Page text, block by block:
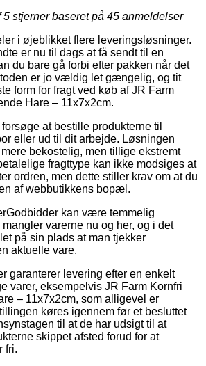
5 stjerner baseret på 45 anmeldelser
i øjeblikket flere leveringsløsninger.
er nu til dags at få sendt til en
du bare gå forbi efter pakken når det
er jo vældig let gængelig, og tit
form for fragt ved køb af JR Farm
Hare – 11x7x2cm.
at bestille produkterne til
eller ud til dit arbejde. Løsningen
bekostelig, men tillige ekstremt
fragttype kan ikke modsiges at
ordren, men dette stiller krav om at du
af webbutikkens bopæl.
kan være temmelig
varerne nu og her, og i det
på sin plads at man tjekker
aktuelle vare.
garanterer levering efter en enkelt
varer, eksempelvis JR Farm Kornfri
– 11x7x2cm, som alligevel er
køres igennem før et besluttet
til at de har udsigt til at
skippet afsted forud for at
fri.